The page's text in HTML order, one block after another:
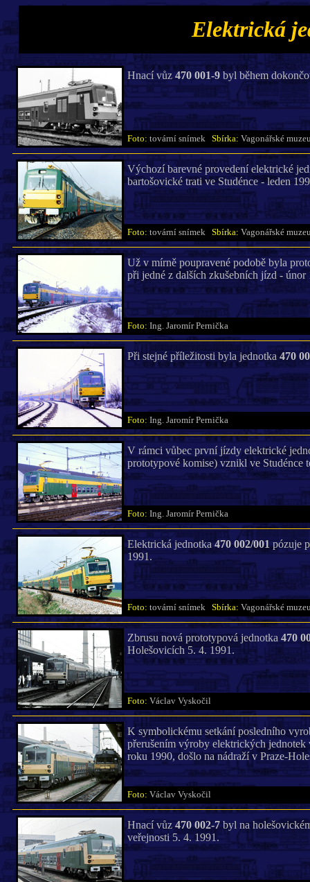
Elektrická
Hnací vůz 470 001-9byl během
Foto: tovární snímek Sbírka: Vagonářské
Výchozí barevné provedení elektrické
bartošovické trati ve Studénce - leden
Foto: tovární snímek Sbírka: Vagonářské
Už v mírně poupravené podobě byla
při jedné z dalších zkušebních jízd - únor
Foto: Ing. Jaromír Pernička
Při stejné příležitosti byla jednotka 470
Foto: Ing. Jaromír Pernička
V rámci vůbec první jízdy elektrické
prototypové komise) vznikl ve Studénce
Foto: Ing. Jaromír Pernička
Elektrická jednotka 470 002/001pózuje
1991.
Foto: tovární snímek Sbírka: Vagonářské
Zbrusu nová prototypová jednotka 470
Holešovicích 5. 4. 1991.
Foto: Václav Vyskočil
K symbolickému setkání posledního
přerušením výroby elektrických
roku 1990, došlo na nádraží v Praze-
Foto: Václav Vyskočil
Hnací vůz 470 002-7byl na
veřejnosti 5. 4. 1991.